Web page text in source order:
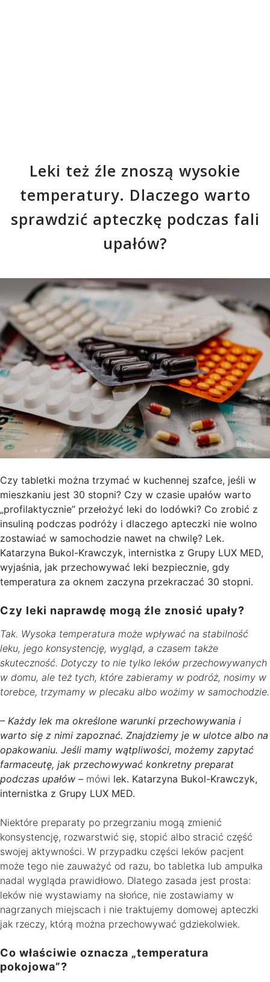
Leki też źle znoszą wysokie
temperatury. Dlaczego warto
sprawdzić apteczkę podczas fali
upałów?
Czy tabletki można trzymać w kuchennej szafce, jeśli w
mieszkaniu jest 30 stopni? Czy w czasie upałów warto
„profilaktycznie” przełożyć leki do lodówki? Co zrobić z
insuliną podczas podróży i dlaczego apteczki nie wolno
zostawiać w samochodzie nawet na chwilę? Lek.
Katarzyna Bukol-Krawczyk, internistka z Grupy LUX MED,
wyjaśnia, jak przechowywać leki bezpiecznie, gdy
temperatura za oknem zaczyna przekraczać 30 stopni.
Czy leki naprawdę mogą źle znosić upały?
Tak. Wysoka temperatura może wpływać na stabilność
leku, jego konsystencję, wygląd, a czasem także
skuteczność. Dotyczy to nie tylko leków przechowywanych
w domu, ale też tych, które zabieramy w podróż, nosimy w
torebce, trzymamy w plecaku albo wożimy w samochodzie.
– Każdy lek ma określone warunki przechowywania i
warto się z nimi zapoznać. Znajdziemy je w ulotce albo na
opakowaniu. Jeśli mamy wątpliwości, możemy zapytać
farmaceutę, jak przechowywać konkretny preparat
podczas upałów – mówi lek. Katarzyna Bukol-Krawczyk,
internistka z Grupy LUX MED.
Niektóre preparaty po przegrzaniu mogą zmienić
konsystencję, rozwarstwić się, stopić albo stracić część
swojej aktywności. W przypadku części leków pacjent
może tego nie zauważyć od razu, bo tabletka lub ampułka
nadal wygląda prawidłowo. Dlatego zasada jest prosta:
leków nie wystawiamy na słońce, nie zostawiamy w
nagrzanych miejscach i nie traktujemy domowej apteczki
jak rzeczy, którą można przechowywać gdziekolwiek.
Co właściwie oznacza „temperatura
pokojowa”?